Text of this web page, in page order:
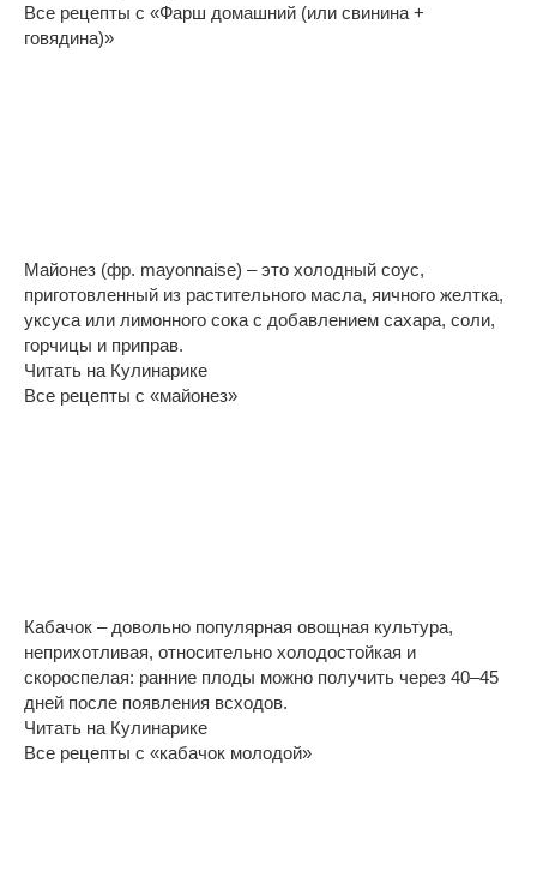
Все рецепты с «Фарш домашний (или свинина +
говядина)»
Майонез (фр. mayonnaise) – это холодный соус,
приготовленный из растительного масла, яичного желтка,
уксуса или лимонного сока с добавлением сахара, соли,
горчицы и приправ.
Читать на Кулинарике
Все рецепты с «майонез»
Кабачок – довольно популярная овощная культура,
неприхотливая, относительно холодостойкая и
скороспелая: ранние плоды можно получить через 40–45
дней после появления всходов.
Читать на Кулинарике
Все рецепты с «кабачок молодой»